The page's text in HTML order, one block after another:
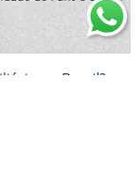
no Brasil?